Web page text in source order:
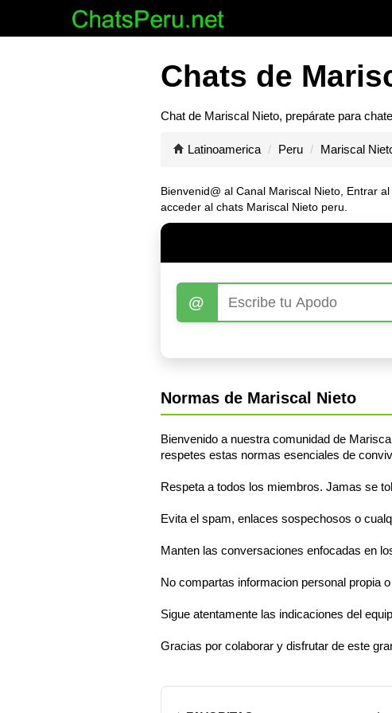
Chats de
Chat de Mariscal Nieto, prepárate para
Latinoamerica Peru Mariscal
Bienvenid@ al Canal Mariscal Nieto , Entrar
acceder al chats Mariscal Nieto peru.
@
Normas de Mariscal Nieto
Bienvenido a nuestra comunidad de
respetes estas normas esenciales de
Respeta a todos los miembros. Jamas se
Evita el spam, enlaces sospechosos o
Manten las conversaciones enfocadas en
No compartas informacion personal propia
Sigue atentamente las indicaciones del
Gracias por colaborar y disfrutar de este